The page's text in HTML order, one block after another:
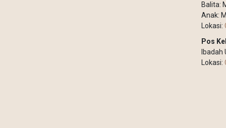
Balita:
Anak:
Lokasi:
Pos
Lokasi: